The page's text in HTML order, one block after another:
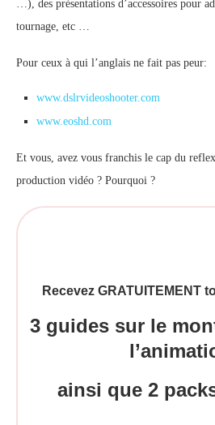
…), des présentations d’accessoires pour
tournage, etc …
Pour ceux à qui l’anglais ne fait pas peur:
www.dslrvideoshooter.com
www.eoshd.com
Et vous, avez vous franchis le cap du
production vidéo ? Pourquoi ?
Recevez GRATUITEMENT
3 guides sur le
ainsi que 2